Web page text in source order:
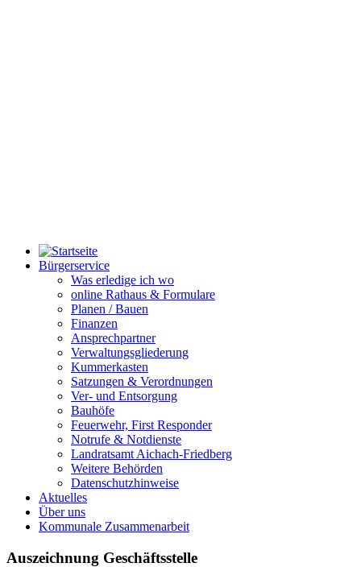
Bürgerservice
Was erledige ich wo
online Rathaus & Formulare
Planen / Bauen
Finanzen
Ansprechpartner
Verwaltungsgliederung
Kummerkasten
Satzungen & Verordnungen
Ver- und Entsorgung
Bauhöfe
Feuerwehr, First Responder
Notrufe & Notdienste
Landratsamt Aichach-Friedberg
Weitere Behörden
Datenschutzhinweise
Aktuelles
Über uns
Kommunale Zusammenarbeit
Auszeichnung Geschäftsstelle